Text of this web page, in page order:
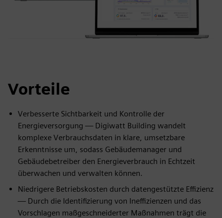
Vorteile
Verbesserte Sichtbarkeit und Kontrolle der
Energieversorgung — Digiwatt Building wandelt
komplexe Verbrauchsdaten in klare, umsetzbare
Erkenntnisse um, sodass Gebäudemanager und
Gebäudebetreiber den Energieverbrauch in Echtzeit
überwachen und verwalten können.
Niedrigere Betriebskosten durch datengestützte Effizienz
— Durch die Identifizierung von Ineffizienzen und das
Vorschlagen maßgeschneiderter Maßnahmen trägt die